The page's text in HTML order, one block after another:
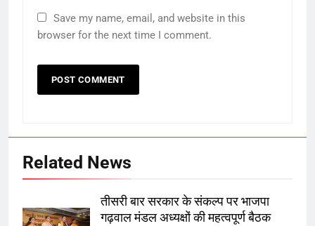
Save my name, email, and website in this
browser for the next time I comment.
Related News
तीसरी बार सरकार के संकल्प पर भाजपा
गढ़वाल मंडल अध्यक्षों की महत्वपूर्ण बैठक